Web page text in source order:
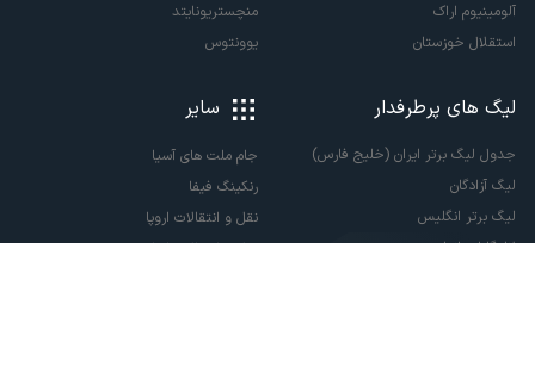
آلومینیوم اراک
استقلال خوزستان
منچستریونایتد
یوونتوس
لیگ های پرطرفدار
جدول لیگ برتر ایران (خلیج فارس)
لیگ آزادگان
لیگ برتر انگلیس
لالیگا اسپانیا
سایر
جام ملت های آسیا
رنکینگ فیفا
نقل و انتقالات اروپا
نقل و انتقالات ایران